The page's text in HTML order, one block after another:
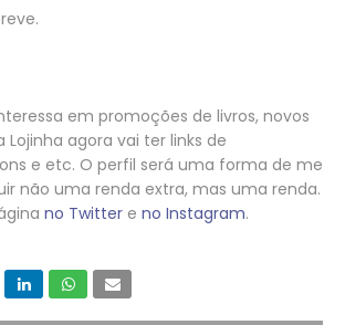
em promoções de livros, novos
Lojinha agora vai ter links de
e etc. O perfil será uma forma de me
não uma renda extra, mas uma renda.
no Twitter e no Instagram.